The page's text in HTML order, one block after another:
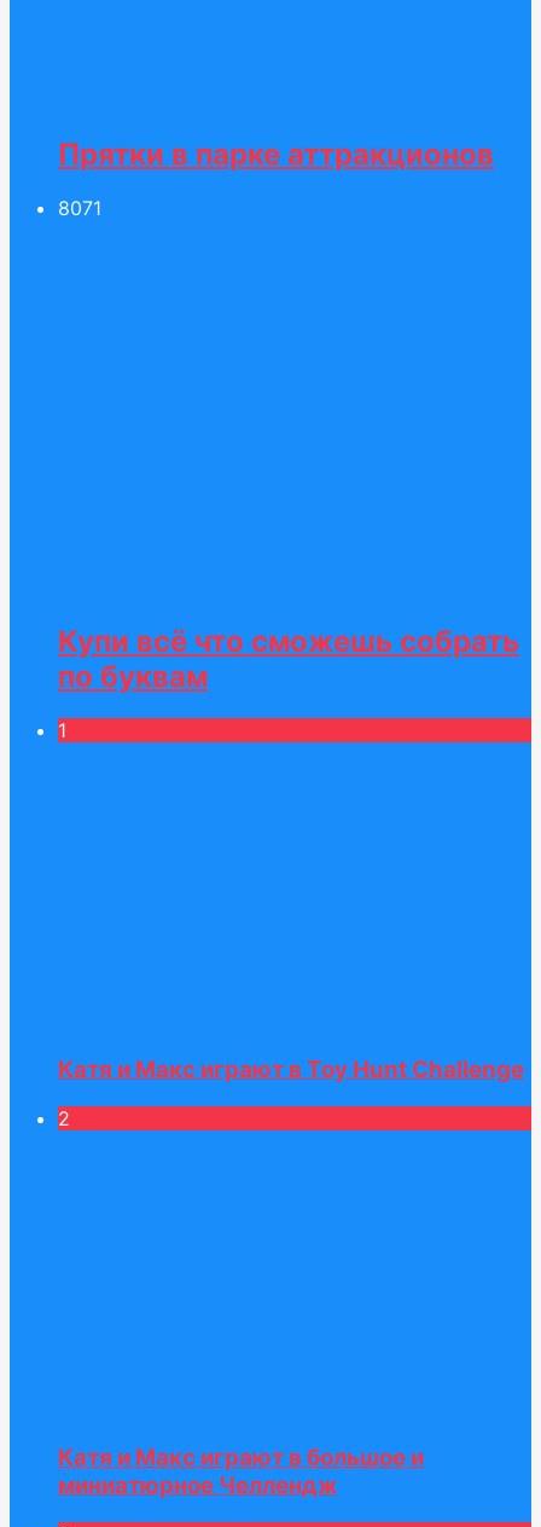
Прятки в парке аттракционов
8071
Купи всё что сможешь собрать
по буквам
1
Катя и Макс играют в Toy Hunt Challenge
2
Катя и Макс играют в большое и
миниатюрное Челлендж